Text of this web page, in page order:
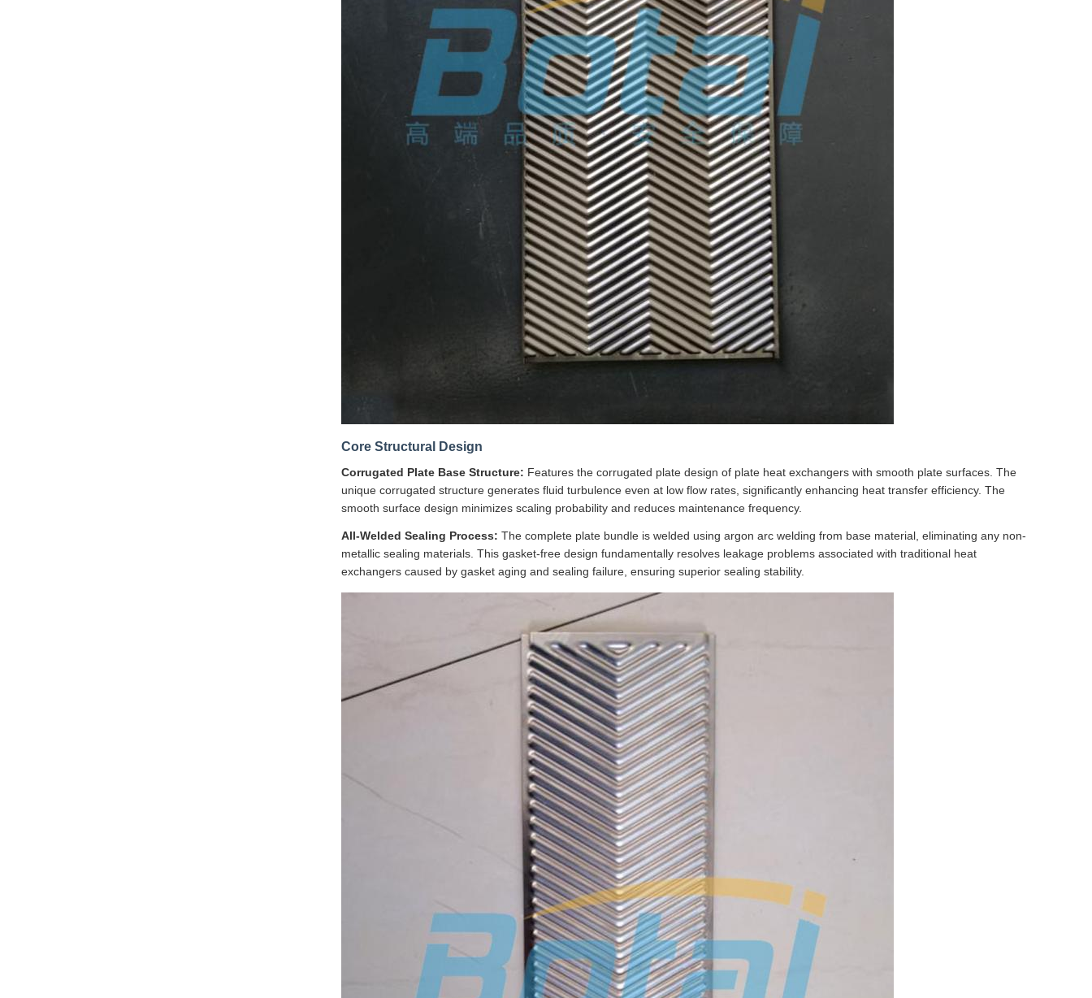
Core Structural Design
Corrugated Plate Base Structure: Features the corrugated plate design of plate heat exchangers with smooth plate surfaces. The
unique corrugated structure generates fluid turbulence even at low flow rates, significantly enhancing heat transfer efficiency. The
smooth surface design minimizes scaling probability and reduces maintenance frequency.
All-Welded Sealing Process: The complete plate bundle is welded using argon arc welding from base material, eliminating any non-
metallic sealing materials. This gasket-free design fundamentally resolves leakage problems associated with traditional heat
exchangers caused by gasket aging and sealing failure, ensuring superior sealing stability.